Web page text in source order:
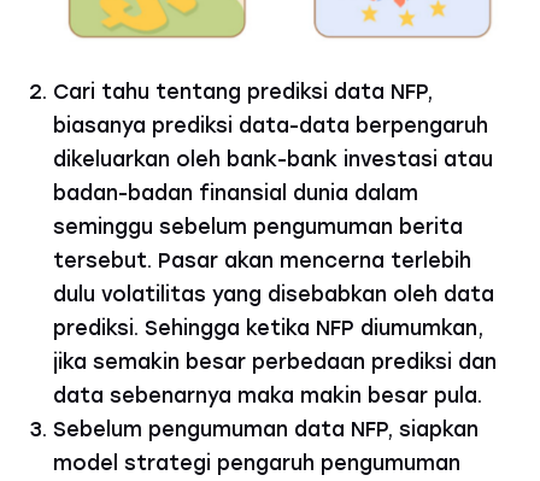
Cari tahu tentang prediksi data NFP,
biasanya prediksi data-data berpengaruh
dikeluarkan oleh bank-bank investasi atau
badan-badan finansial dunia dalam
seminggu sebelum pengumuman berita
tersebut. Pasar akan mencerna terlebih
dulu volatilitas yang disebabkan oleh data
prediksi. Sehingga ketika NFP diumumkan,
jika semakin besar perbedaan prediksi dan
data sebenarnya maka makin besar pula.
Sebelum pengumuman data NFP, siapkan
model strategi pengaruh pengumuman